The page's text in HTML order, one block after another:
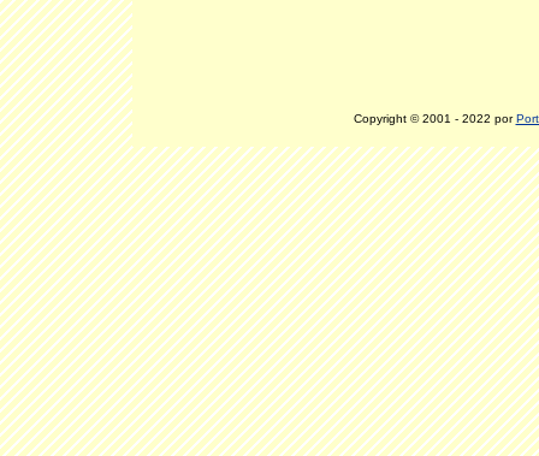
Copyright © 2001 - 2022 por